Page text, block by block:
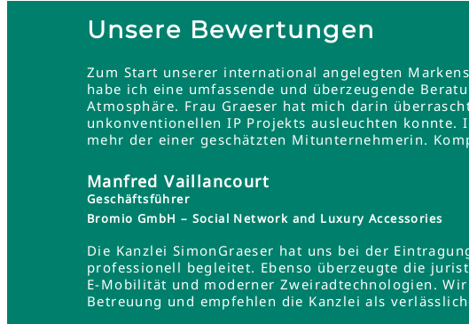
Unsere Bewertungen
Zum Start unserer international angelegten
habe ich eine umfassende und überzeugende
Atmosphäre. Frau Graeser hat mich darin
unkonventionellen IP Projekts ausleuchten
mehr der einer geschätzten Mitunternehmerin.
Manfred Vaillancourt
Geschäftsführer
Bromio GmbH – Social Network and Luxury Accessories
Die Kanzlei SimonGraeser hat uns bei der
professionell begleitet. Ebenso überzeugte die
E-Mobilität und moderner Zweiradtechnologien.
Betreuung und empfehlen die Kanzlei als